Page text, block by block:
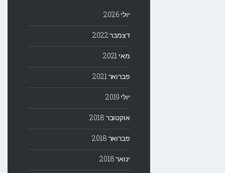
יולי 2026
דצמבר 2022
מאי 2021
פברואר 2021
יולי 2019
אוקטובר 2018
פברואר 2018
ינואר 2018